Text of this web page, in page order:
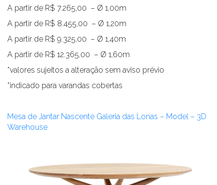
Carro Bar
Coleção Resort
Tenda Riviera
A partir de R$ 7.265,00 – Ø 1,00m
A partir de R$ 8.455,00 – Ø 1,20m
A partir de R$ 9.325,00 – Ø 1,40m
A partir de R$ 12.365,00 – Ø 1,60m
*valores sujeitos a alteração sem aviso prévio
*indicado para varandas cobertas
Mesa de Jantar Nascente Galeria das Lonas – Model – 3D
Warehouse